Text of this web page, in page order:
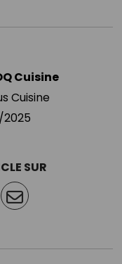
Cuisine
Cuisine
2025
SUR